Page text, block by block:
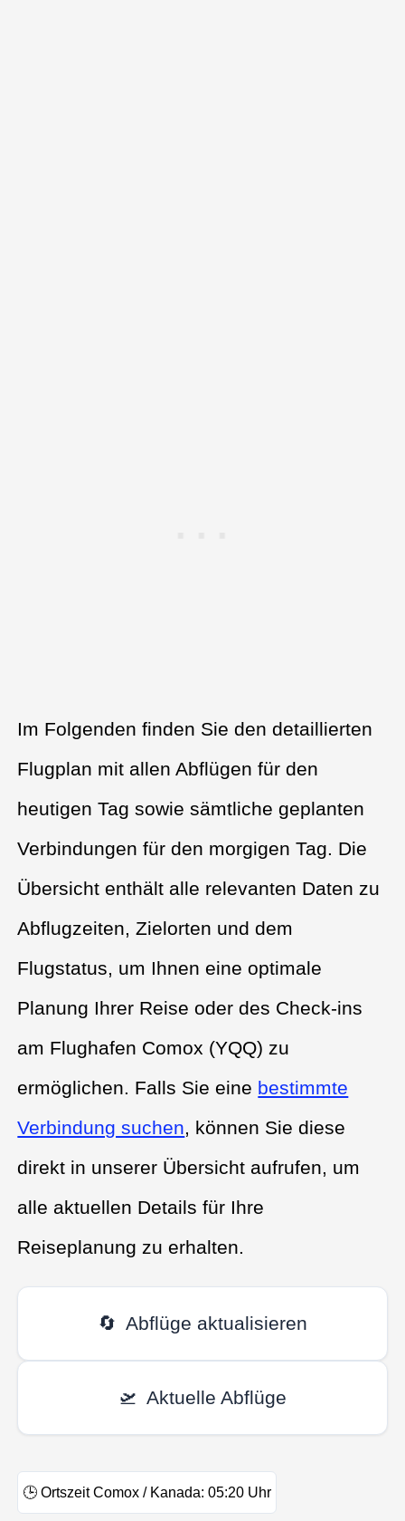
Im Folgenden finden Sie den detaillierten
Flugplan mit allen Abflügen für den
heutigen Tag sowie sämtliche geplanten
Verbindungen für den morgigen Tag. Die
Übersicht enthält alle relevanten Daten zu
Abflugzeiten, Zielorten und dem
Flugstatus, um Ihnen eine optimale
Planung Ihrer Reise oder des Check-ins
am Flughafen Comox (YQQ) zu
ermöglichen. Falls Sie eine bestimmte
Verbindung suchen, können Sie diese
direkt in unserer Übersicht aufrufen, um
alle aktuellen Details für Ihre
Reiseplanung zu erhalten.
🔄 Abflüge aktualisieren
🛫 Aktuelle Abflüge
🕒 Ortszeit Comox / Kanada: 05:20 Uhr